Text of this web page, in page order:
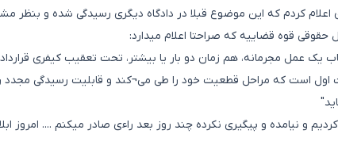
کردم که این موضوع قبلا در دادگاه دیگری رسیدگی شده و بنظر
قوه قضاییه که صراحتا اعلام میدارد:
یک عمل مجرمانه، هم زمان دو بار یا بیشتر، تحت تعقیب کیفری
اول است که مراحل قطعیت خود را طی می¬کند و قابلیت رسیدگی مجدد
و نیامده و پیگیری نکرده چند روز بعد راءی صادر میکنم .... امروز